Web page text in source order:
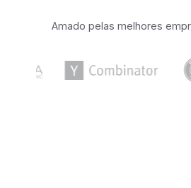
Amado pelas melhores